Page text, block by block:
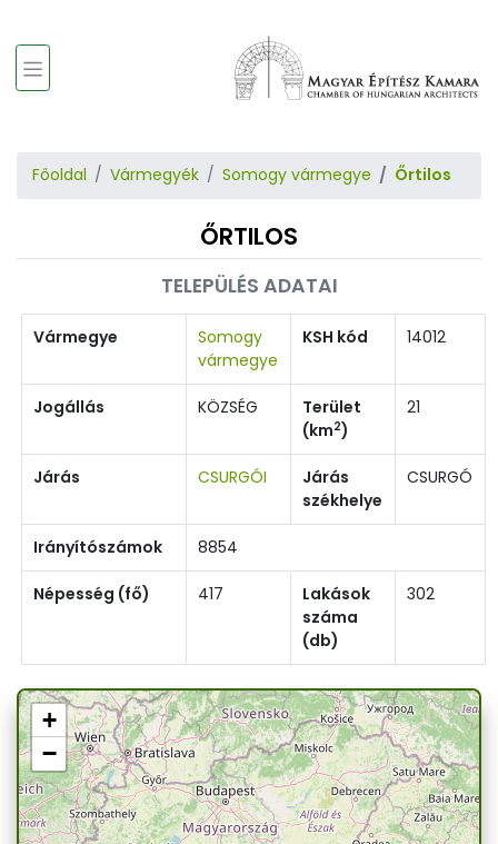
Főoldal Vármegyék Somogy vármegye Őrtilos
ŐRTILOS
TELEPÜLÉS ADATAI
Vármegye
Somogy
vármegye
KSH kód 14012
Jogállás KÖZSÉG
Terület
(km2)
21
Járás CSURGÓI
Járás
székhelye
CSURGÓ
Irányítószámok 8854
Népesség (fő) 417
Lakások
száma
(db)
302
+
−